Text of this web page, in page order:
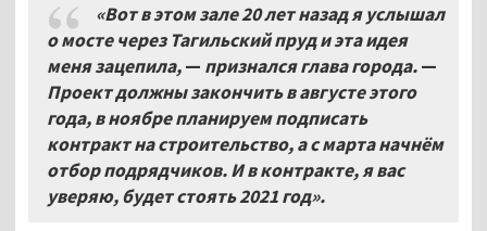
«Вот в этом зале 20 лет назад я услышал
о мосте через Тагильский пруд и эта идея
меня зацепила,— признался глава города.—
Проект должны закончить в августе этого
года, в ноябре планируем подписать
контракт на строительство, а с марта начнём
отбор подрядчиков. И в контракте, я вас
уверяю, будет стоять 2021 год».